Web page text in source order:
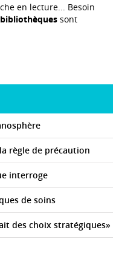
en lecture... Besoin
sont
règle de précaution
interroge
de soins
des choix stratégiques»